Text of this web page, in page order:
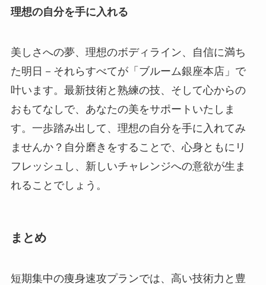
理想の自分を手に入れる
美しさへの夢、理想のボディライン、自信に満ち
た明日－それらすべてが「ブルーム銀座本店」で
叶います。最新技術と熟練の技、そして心からの
おもてなしで、あなたの美をサポートいたしま
す。一歩踏み出して、理想の自分を手に入れてみ
ませんか？自分磨きをすることで、心身ともにリ
フレッシュし、新しいチャレンジへの意欲が生ま
れることでしょう。
まとめ
短期集中の痩身速攻プランでは、高い技術力と豊